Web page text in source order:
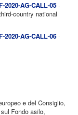
2020-AG-CALL-05 -
country national
2020-AG-CALL-06 -
e del Consiglio,
Fondo asilo,